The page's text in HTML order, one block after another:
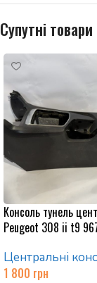
Супутні товари
Консоль тунель
Peugeot 308 ii t9
Центральні
1 800 грн